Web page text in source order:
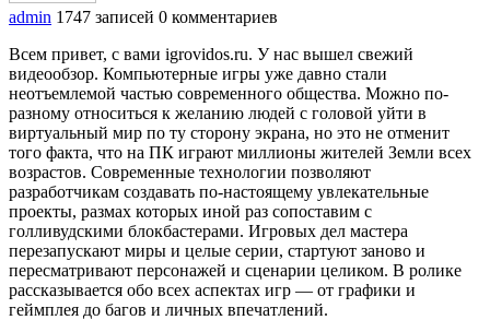
admin 1747 записей 0 комментариев
Всем привет, с вами igrovidos.ru. У нас вышел свежий
видеообзор. Компьютерные игры уже давно стали
неотъемлемой частью современного общества. Можно по-
разному относиться к желанию людей с головой уйти в
виртуальный мир по ту сторону экрана, но это не отменит
того факта, что на ПК играют миллионы жителей Земли всех
возрастов. Современные технологии позволяют
разработчикам создавать по-настоящему увлекательные
проекты, размах которых иной раз сопоставим с
голливудскими блокбастерами. Игровых дел мастера
перезапускают миры и целые серии, стартуют заново и
пересматривают персонажей и сценарии целиком. В ролике
рассказывается обо всех аспектах игр — от графики и
геймплея до багов и личных впечатлений.